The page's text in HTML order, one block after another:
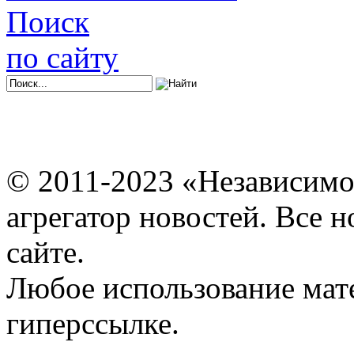
Поиск
по сайту
© 2011-2023
агрегатор новостей. Все
сайте.
Любое использование
гиперссылке.